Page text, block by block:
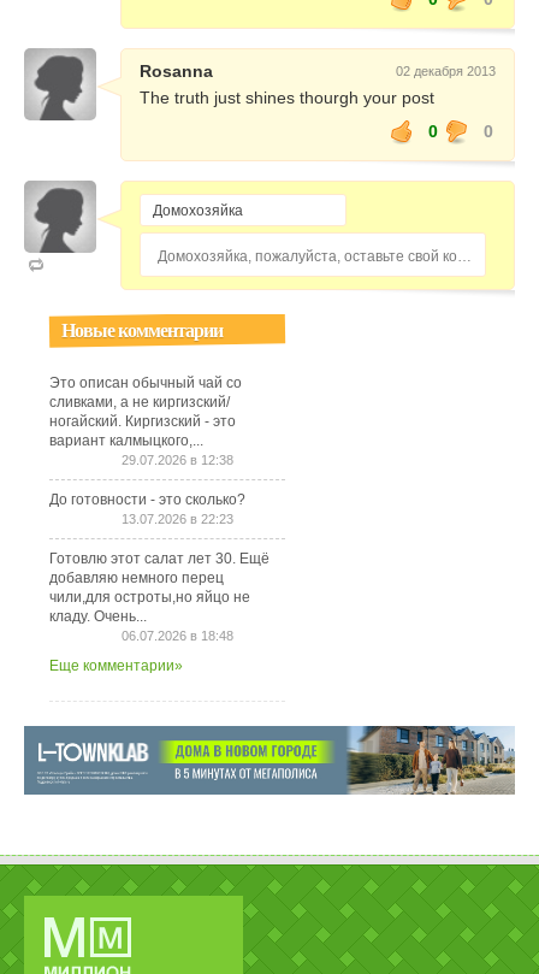
Rosanna 02 декабря 2013
The truth just shines thourgh your post
0
0
Домохозяйка, пожалуйста, оставьте свой комментарий...
Новые комментарии
Это описан обычный чай со
сливками, а не киргизский/
ногайский. Киргизский - это
вариант калмыцкого,...
29.07.2026 в 12:38
До готовности - это сколько?
13.07.2026 в 22:23
Готовлю этот салат лет 30. Ещё
добавляю немного перец
чили,для остроты,но яйцо не
кладу. Очень...
06.07.2026 в 18:48
Еще комментарии»